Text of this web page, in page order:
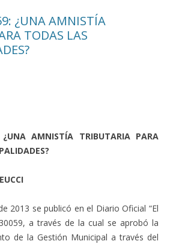
¿UNA AMNISTÍA
TODAS LAS
AMNISTÍA TRIBUTARIA PARA
2013 se publicó en el Diario Oficial “El
a través de la cual se aprobó la
de la Gestión Municipal a través del